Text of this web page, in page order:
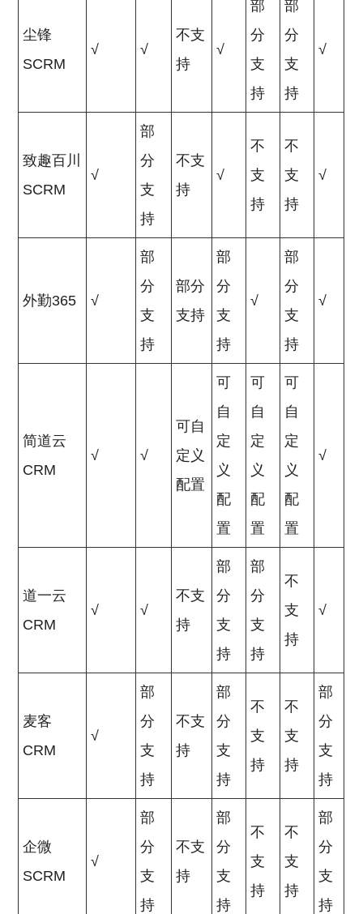
尘锋
SCRM
√ √
不支
持
√
部
分
支
持
部
分
支
持
√
致趣百川
SCRM
√
部
分
支
持
不支
持
√
不
支
持
不
支
持
√
外勤365 √
部
分
支
持
部分
支持
部
分
支
持
√
部
分
支
持
√
简道云
CRM
√ √
可自
定义
配置
可
自
定
义
配
置
可
自
定
义
配
置
可
自
定
义
配
置
√
道一云
CRM
√ √
不支
持
部
分
支
持
部
分
支
持
不
支
持
√
麦客
CRM
√
部
分
支
持
不支
持
部
分
支
持
不
支
持
不
支
持
部
分
支
持
企微
SCRM
√
部
分
支
持
不支
持
部
分
支
持
不
支
持
不
支
持
部
分
支
持